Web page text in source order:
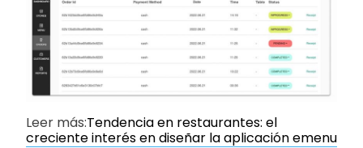
Leer más:Tendencia en restaurantes: el
creciente interés en diseñar la aplicación emenu